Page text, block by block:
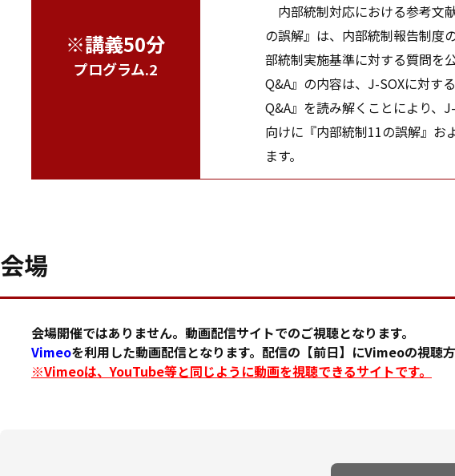
※講義50分
プログラム.2
内部統制対応における参考文
の誤解』は、内部統制報告制度
部統制実施基準に対する質問を
Q&A』の内容は、J-SOXに対す
Q&A』を読み解くことにより
向けに『内部統制11の誤解』お
ます。
会場
会場開催ではありません。動画配信サイトでのご視聴となります。
Vimeoを利用した動画配信となります。配信の【前日】にVimeoの視聴方
※Vimeoは、YouTube等と同じように動画を視聴できるサイトです。